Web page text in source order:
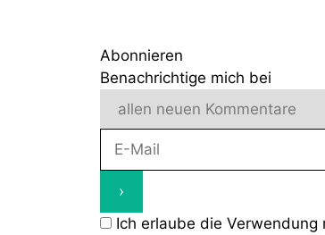
Abonnieren
Benachrichtige mich bei
Ich erlaube die